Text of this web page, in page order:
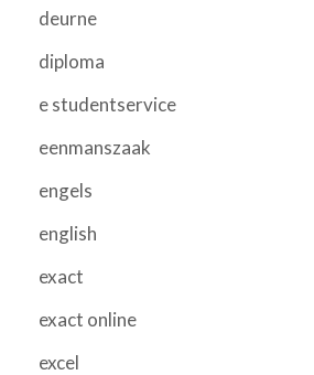
deurne
diploma
e studentservice
eenmanszaak
engels
english
exact
exact online
excel